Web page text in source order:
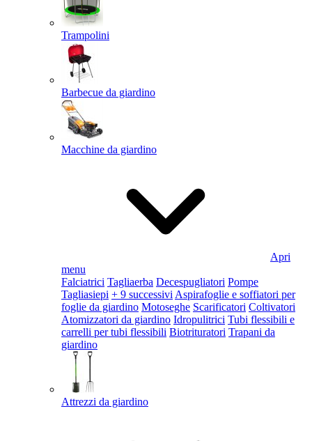
Trampolini
Barbecue da giardino
Macchine da giardino
Apri
menu
Falciatrici Tagliaerba Decespugliatori Pompe
Tagliasiepi + 9 successivi Aspirafoglie e soffiatori per
foglie da giardino Motoseghe Scarificatori Coltivatori
Atomizzatori da giardino Idropulitrici Tubi flessibili e
carrelli per tubi flessibili Biotrituratori Trapani da
giardino
Attrezzi da giardino